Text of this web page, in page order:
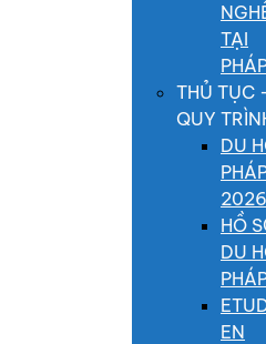
TẠI
THỦ TỤC
QUY
DU
2026
HỒ
DU
EN